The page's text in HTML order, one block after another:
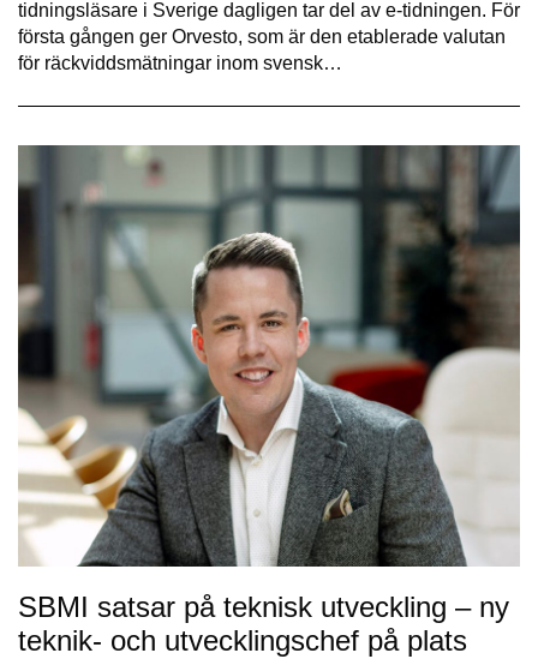
tidningsläsare i Sverige dagligen tar del av e-tidningen. För
första gången ger Orvesto, som är den etablerade valutan
för räckviddsmätningar inom svensk…
SBMI satsar på teknisk utveckling – ny
teknik- och utvecklingschef på plats